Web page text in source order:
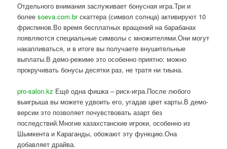
Отдельного внимания заслуживает бонусная игра.Три и
болееsoeva.com.brскаттера (символ солнца) активируют 10
фриспинов.Во время бесплатных вращений на барабанах
появляются специальные символы с множителями.Они могут
накапливаться, и в итоге вы получаете внушительные
выплаты.В демо-режиме это особенно приятно: можно
прокручивать бонусы десятки раз, не тратя ни тиына.
pro-salon.kz Ещё одна фишка – риск-игра.После любого
выигрыша вы можете удвоить его, угадав цвет карты.В демо-
версии это позволяет почувствовать азарт без
последствий.Многие казахстанские игроки, особенно из
Шымкента и Караганды, обожают эту функцию.Она
добавляет драйва.